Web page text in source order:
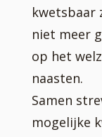
kwetsbaar
niet meer
op het
naasten.
Samen
mogelijke